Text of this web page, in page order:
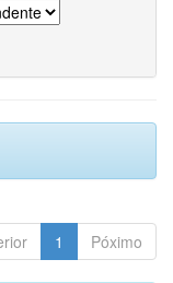
1 Póximo